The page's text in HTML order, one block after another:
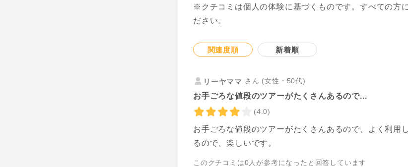
※クチコミは個人の体験に基づくものです。すべての方
ださい。
関連度順 新着順
リーヤママ さん (女性・50代)
お手ごろな値段のツアーがたくさんあるので...
(4.0)
お手ごろな値段のツアーがたくさんあるので、よく利
るので、楽しいです。
このクチコミは0人が参考になったと回答しています